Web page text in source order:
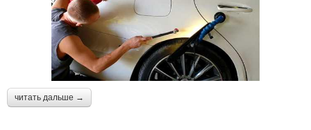
читать дальше →